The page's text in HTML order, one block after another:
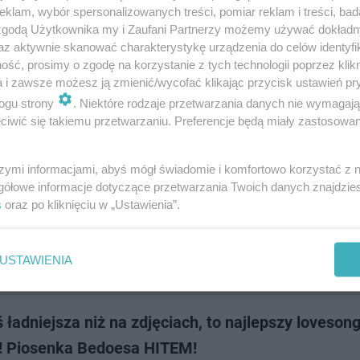
dołączył nominowany przez Solara, Bedoes, który także wykazał się
kierunku zbiórki zorganiz…
nie ma sobie równych. Nowa płyta rozbija bank
jakiś czas zaskakuje swoich fanów nowymi utworami jednocześnie
Opowieści z Doliny Smoków. Krążek w całości pojawi się pod koniec
ładniejsza niż na zdjęciach, to najlepszy
Piosenka Bedoesa HITEM!
wybór spersonalizowanych treści, pomiar reklam i treści,
Użytkownika my i Zaufani Partnerzy możemy używać
aktywnie skanować charakterystykę urządzenia do celów
prosimy o zgodę na korzystanie z tych technologii poprzez
i zawsze możesz ją zmienić/wycofać klikając przycisk ustawień
strony
. Niektóre rodzaje przetwarzania danych nie
się takiemu przetwarzaniu. Preferencje będą miały
informacjami, abyś mógł świadomie i komfortowo korzystać z
informacje dotyczące przetwarzania Twoich danych
oraz po kliknięciu w „Ustawienia”.
USTAWIENIA